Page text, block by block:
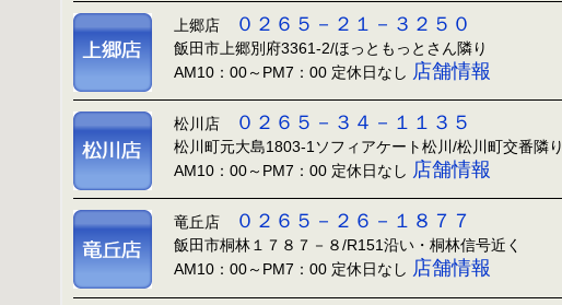
上郷店 ０２６５－２１－３２５０
飯田市上郷別府3361-2/ほっともっとさん隣り
AM10：00～PM7：00 定休日なし 店舗情報
松川店 ０２６５－３４－１１３５
松川町元大島1803-1ソフィアケート松川/松川町交番隣り
AM10：00～PM7：00 定休日なし 店舗情報
竜丘店 ０２６５－２６－１８７７
飯田市桐林１７８７－８/R151沿い・桐林信号近く
AM10：00～PM7：00 定休日なし 店舗情報